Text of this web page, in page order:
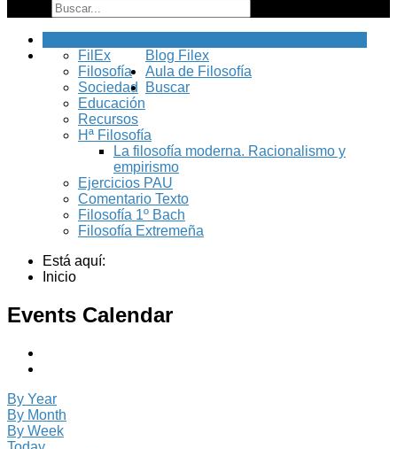
Blog Filex
FilEx
Filosofía
Sociedad
Educación
Recursos
Aula de Filosofía
Hª Filosofía
La filosofía moderna. Racionalismo y
empirismo
Ejercicios PAU
Comentario Texto
Filosofía 1º Bach
Filosofía Extremeña
Buscar
Está aquí:
Inicio
Events Calendar
By Year
By Month
By Week